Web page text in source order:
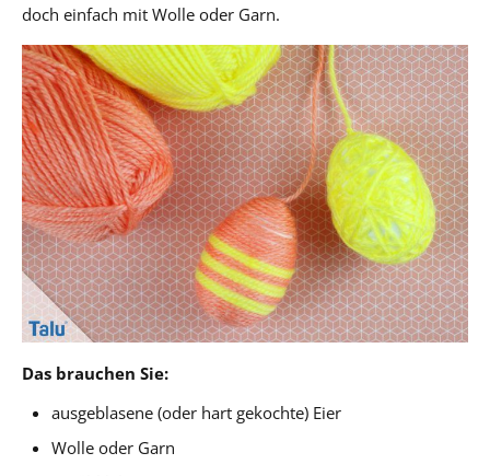
doch einfach mit Wolle oder Garn.
Das brauchen Sie:
ausgeblasene (oder hart gekochte) Eier
Wolle oder Garn